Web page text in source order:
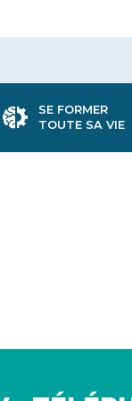
SE FORMER
TOUTE SA VIE